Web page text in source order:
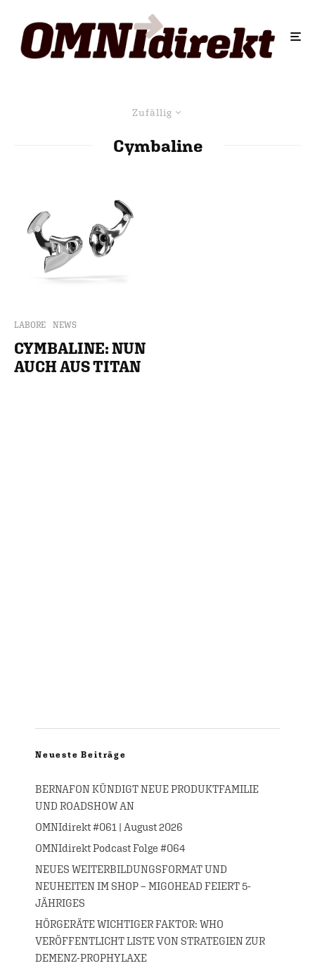
Zufällig
Cymbaline
LABORE NEWS
CYMBALINE: NUN
AUCH AUS TITAN
Neueste Beiträge
BERNAFON KÜNDIGT NEUE PRODUKTFAMILIE
UND ROADSHOW AN
OMNIdirekt #061 | August 2026
OMNIdirekt Podcast Folge #064
NEUES WEITERBILDUNGSFORMAT UND
NEUHEITEN IM SHOP – MIGOHEAD FEIERT 5-
JÄHRIGES
HÖRGERÄTE WICHTIGER FAKTOR: WHO
VERÖFFENTLICHT LISTE VON STRATEGIEN ZUR
DEMENZ-PROPHYLAXE